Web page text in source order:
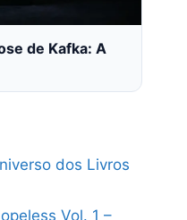
de Kafka: A
dos Livros
Vol. 1 –